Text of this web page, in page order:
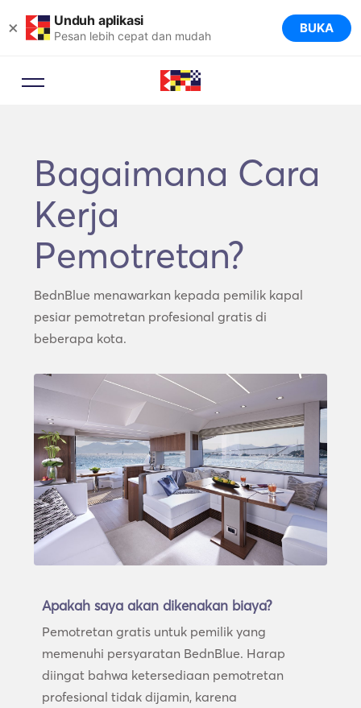
× Unduh aplikasi
Pesan lebih cepat dan mudah BUKA
Bagaimana Cara
Kerja
Pemotretan?
BednBlue menawarkan kepada pemilik kapal
pesiar pemotretan profesional gratis di
beberapa kota.
Apakah saya akan dikenakan biaya?
Pemotretan gratis untuk pemilik yang
memenuhi persyaratan BednBlue. Harap
diingat bahwa ketersediaan pemotretan
profesional tidak dijamin, karena